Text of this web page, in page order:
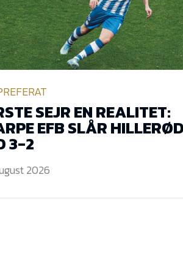
SEJR EN REALITET:
EFB SLÅR HILLERØD
3-2
2026